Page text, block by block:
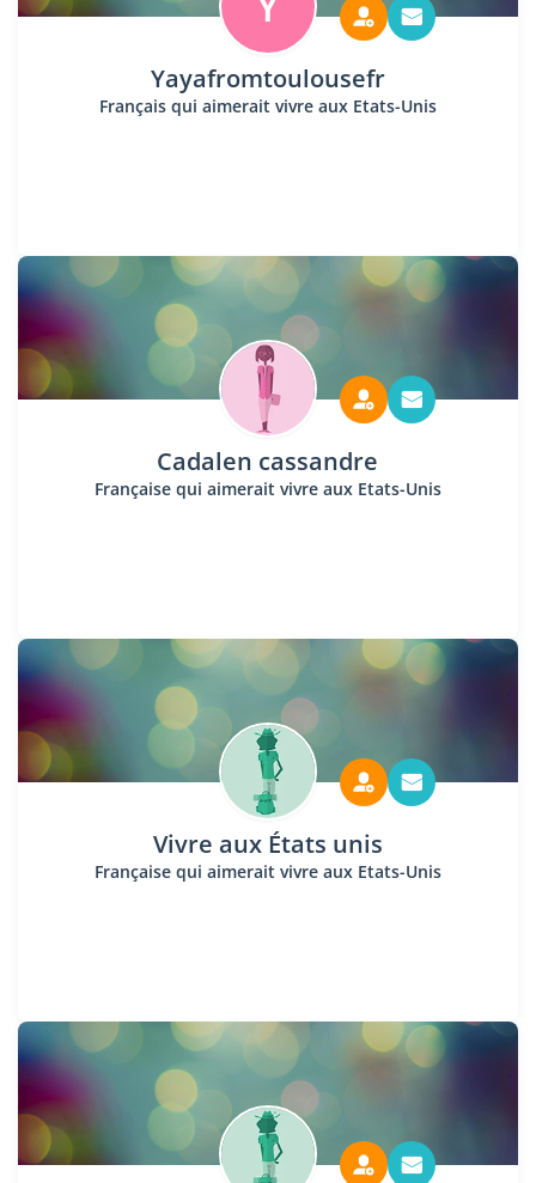
Yayafromtoulousefr
Français qui aimerait vivre aux Etats-Unis
Cadalen cassandre
Française qui aimerait vivre aux Etats-Unis
Vivre aux États unis
Française qui aimerait vivre aux Etats-Unis